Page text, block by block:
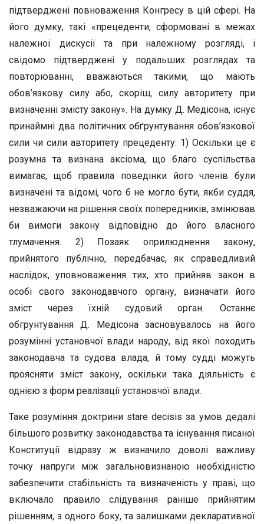
підтверджені повноваження Конгресу в цій сфері. На
його думку, такі «прецеденти, сформовані в межах
належної дискусії та при належному розгляді, і
свідомо підтверджені у подальших розглядах та
повторюванні, вважаються такими, що мають
обов’язкову силу або, скоріш, силу авторитету при
визначенні змісту закону». На думку Д. Медісона, існує
принаймні два політичних обґрунтування обов’язкової
сили чи сили авторитету прецеденту: 1) Оскільки це є
розумна та визнана аксіома, що благо суспільства
вимагає, щоб правила поведінки його членів були
визначені та відомі, чого б не могло бути, якби суддя,
незважаючи на рішення своїх попередників, змінював
би вимоги закону відповідно до його власного
тлумачення. 2) Позаяк оприлюднення закону,
прийнятого публічно, передбачає, як справедливий
наслідок, уповноваження тих, хто прийняв закон в
особі свого законодавчого органу, визначати його
зміст через їхній судовий орган. Останнє
обгрунтування Д. Медісона засновувалось на його
розумінні установчої влади народу, від якої походить
законодавча та судова влада, й тому судді можуть
проясняти зміст закону, оскільки така діяльність є
однією з форм реалізації установчої влади.
Таке розуміння доктрини stare decisis за умов дедалі
більшого розвитку законодавства та існування писаної
Конституції відразу ж визначило доволі важливу
точку напруги між загальновизнаною необхідністю
забезпечити стабільність та визначеність у праві, що
включало правило слідування раніше прийнятим
рішенням, з одного боку, та залишками декларативної